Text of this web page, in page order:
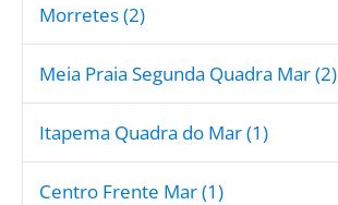
Morretes (2)
Meia Praia Segunda Quadra Mar (2)
Itapema Quadra do Mar (1)
Centro Frente Mar (1)